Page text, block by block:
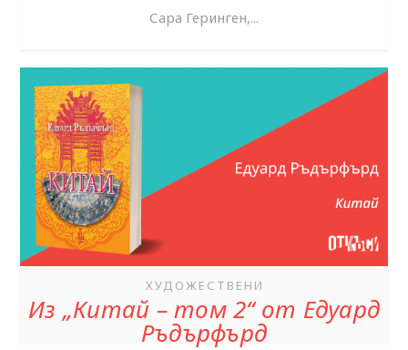
Сара Геринген,...
ХУДОЖЕСТВЕНИ
Из „Китай – том 2“ от Едуард
Ръдърфърд